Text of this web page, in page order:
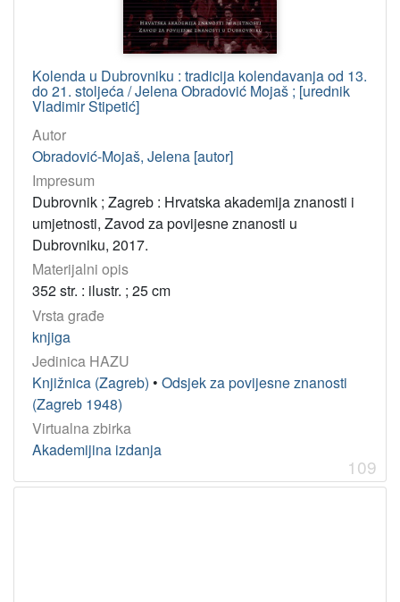
Kolenda u Dubrovniku : tradicija kolendavanja od 13.
do 21. stoljeća / Jelena Obradović Mojaš ; [urednik
Vladimir Stipetić]
Autor
Obradović-Mojaš, Jelena [autor]
Impresum
Dubrovnik ; Zagreb : Hrvatska akademija znanosti i
umjetnosti, Zavod za povijesne znanosti u
Dubrovniku, 2017.
Materijalni opis
352 str. : ilustr. ; 25 cm
Vrsta građe
knjiga
Jedinica HAZU
Knjižnica (Zagreb) • Odsjek za povijesne znanosti
(Zagreb 1948)
Virtualna zbirka
Akademijina izdanja
109